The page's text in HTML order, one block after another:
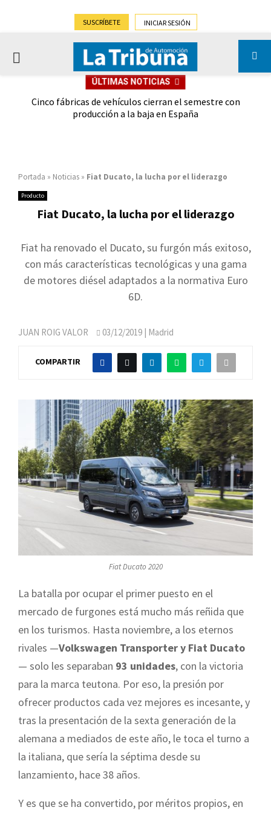
SUSCRÍBETE INICIAR SESIÓN
PRIMARY
ÚLTIMAS NOTICIAS
Cinco fábricas de vehículos cierran el semestre con
producción a la baja en España
Portada » Noticias » Fiat Ducato, la lucha por el liderazgo
Producto
Fiat Ducato, la lucha por el liderazgo
Fiat ha renovado el Ducato, su furgón más exitoso,
con más características tecnológicas y una gama
de motores diésel adaptados a la normativa Euro
6D.
JUAN ROIG VALOR 03/12/2019 | Madrid
COMPARTIR
Fiat Ducato 2020
La batalla por ocupar el primer puesto en el
mercado de furgones está mucho más reñida que
en los turismos. Hasta noviembre, a los eternos
rivales —Volkswagen Transporter y Fiat Ducato
— solo les separaban 93 unidades, con la victoria
para la marca teutona. Por eso, la presión por
ofrecer productos cada vez mejores es incesante, y
tras la presentación de la sexta generación de la
alemana a mediados de este año, le toca el turno a
la italiana, que sería la séptima desde su
lanzamiento, hace 38 años.
Y es que se ha convertido, por méritos propios, en